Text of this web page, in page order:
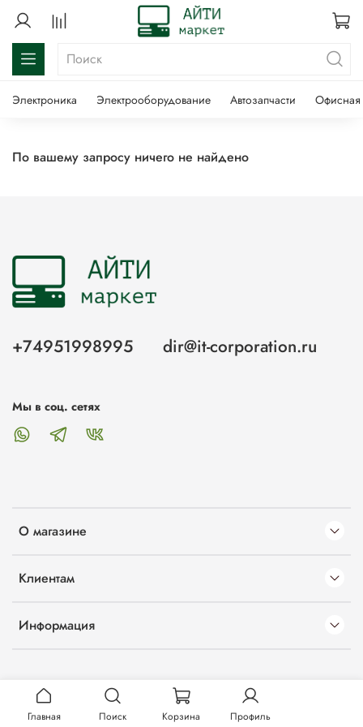
Электроника Электрооборудование Автозапчасти Офисная
По вашему запросу ничего не найдено
О магазине
Клиентам
Информация
+74951998995 dir@it-corporation.ru
Мы в соц. сетях
Главная Поиск Корзина Профиль